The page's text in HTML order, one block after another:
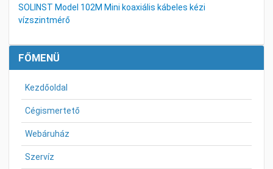
FŐMENÜ
Kezdőoldal
Cégismertető
Webáruház
Szervíz
SOLINST Model 102M Mini koaxiális kábeles kézi
vízszintmérő